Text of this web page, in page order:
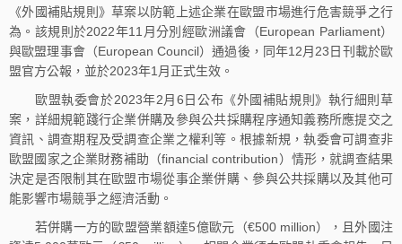
《外國補貼規則》草案以防範上述企業在歐盟市場進行危害競爭之行
為。該規則於2022年11月分別經歐洲議會（European Parliament）
與歐盟理事會（European Council）通過後，同年12月23日刊載於歐
盟官方公報，並於2023年1月正式生效。
歐盟執委會於2023年2月6日公布《外國補貼規則》執行細則草
案，詳細規範踐行企業併購及參與公共採購程序通知義務所應提交之
資訊、調查期程及受調查企業之權利等。根據新規，執委會可調查非
歐盟國家之企業財務補助（financial contribution）情形，就調查結果
決定是否限制其在歐盟市場從事企業併購、參與公共採購以及其他可
能影響市場競爭之經濟活動。
若併購一方的歐盟營業額達5億歐元（€500 million），且外國注